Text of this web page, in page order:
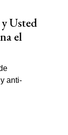
Usted
el